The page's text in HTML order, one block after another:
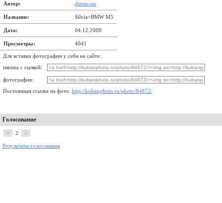
Автор: dimas-sss
Название: Silvia+BMW M5
Дата: 04.12.2008
Просмотры: 4041
Для вставки фотографии у себя на сайте:
иконка с сылкой:
фотография:
Постоянная ссылка на фото: http://kubanphoto.ru/photo/84872/
Голосование
+ 2 –
Результаты голосования